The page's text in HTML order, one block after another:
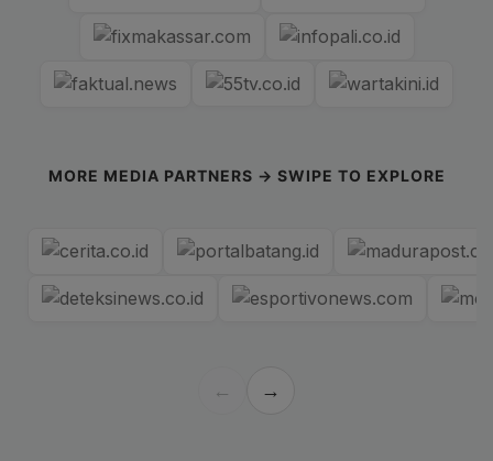
MORE MEDIA PARTNERS → SWIPE TO EXPLORE
← →